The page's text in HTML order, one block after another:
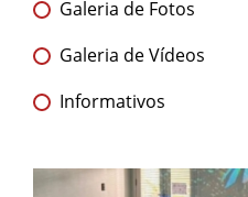
Galeria de Fotos
Galeria de Vídeos
Informativos